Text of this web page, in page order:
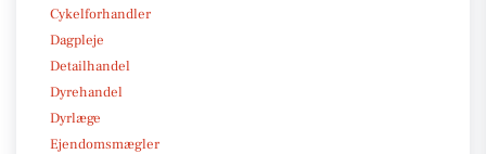
Cykelforhandler
Dagpleje
Detailhandel
Dyrehandel
Dyrlæge
Ejendomsmægler